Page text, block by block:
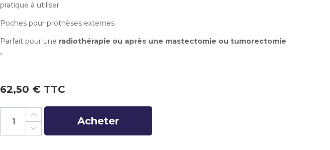
pratique à utiliser.
Poches pour prothèses externes
Parfait pour une radiothérapie ou après une mastectomie ou tumorectomie
.
62,50 € TTC
Acheter